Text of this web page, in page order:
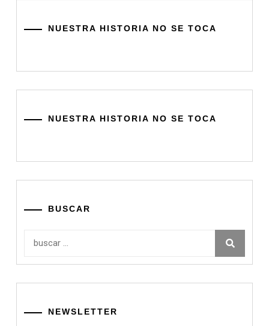
NUESTRA HISTORIA NO SE TOCA
NUESTRA HISTORIA NO SE TOCA
BUSCAR
NEWSLETTER